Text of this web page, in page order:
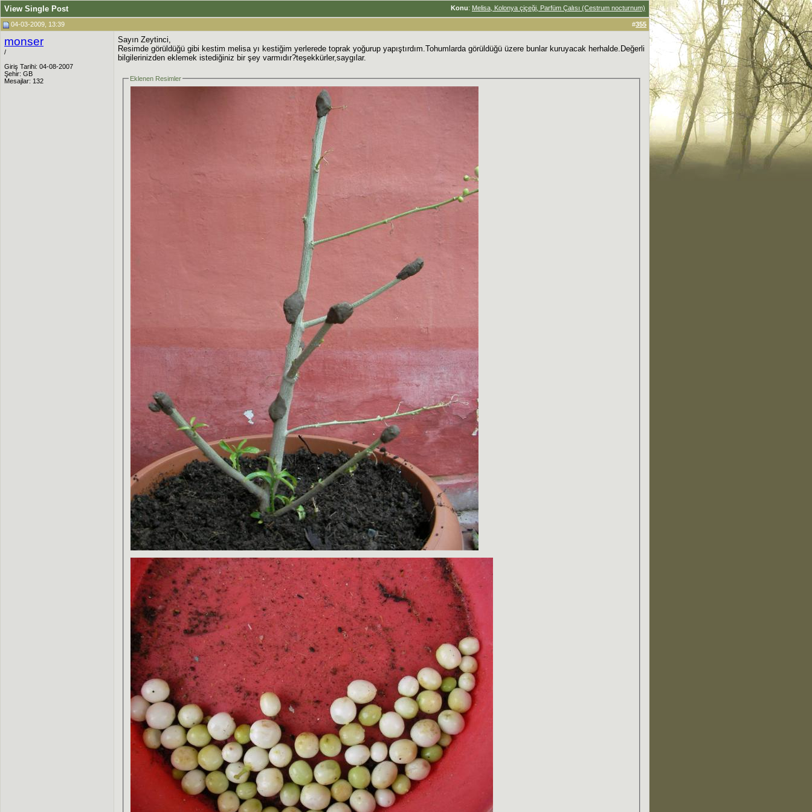
Konu: Melisa, Kolonya çiçeği, Parfüm Çalısı (Cestrum nocturnum)
View Single Post
04-03-2009, 13:39 #355
monser
/
Giriş Tarihi: 04-08-2007
Şehir: GB
Mesajlar: 132
Sayın Zeytinci,
Resimde görüldüğü gibi kestim melisa yı kestiğim yerlerede toprak yoğurup yapıştırdım.Tohumlarda görüldüğü üzere bunlar kuruyacak herhalde.Değerli
bilgilerinizden eklemek istediğiniz bir şey varmıdır?teşekkürler,saygılar.
Eklenen Resimler